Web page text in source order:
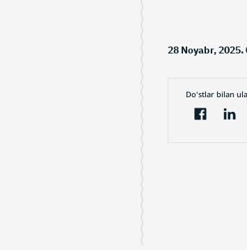
28 Noyabr, 2025.
Do'stlar bilan